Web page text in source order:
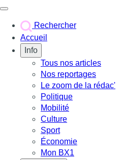
Rechercher
Accueil
Info
Tous nos articles
Nos reportages
Le zoom de la rédac'
Politique
Mobilité
Culture
Sport
Économie
Mon BX1